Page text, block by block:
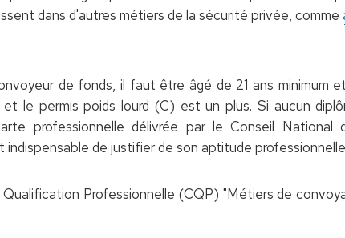
dans d'autres métiers de la sécurité privée, comme
de fonds, il faut être âgé de 21 ans minimum
le permis poids lourd (C) est un plus. Si aucun
professionnelle délivrée par le Conseil
indispensable de justifier de son aptitude
Professionnelle (CQP) "Métiers de